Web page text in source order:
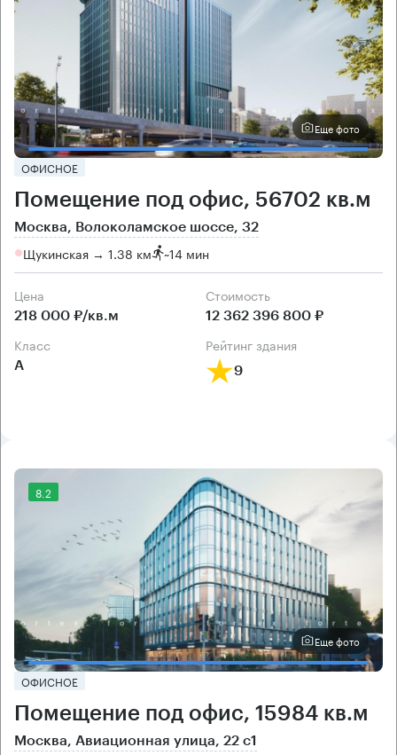
Еще фото
ОФИСНОЕ
Помещение под офис, 56702 кв.м
Москва, Волоколамское шоссе, 32
Щукинская → 1.38 км ~14 мин
Цена
218 000 ₽/кв.м
Cтоимость
12 362 396 800 ₽
класс
А
рейтинг здания
9
8.2
Еще фото
ОФИСНОЕ
Помещение под офис, 15984 кв.м
Москва, Авиационная улица, 22 с1